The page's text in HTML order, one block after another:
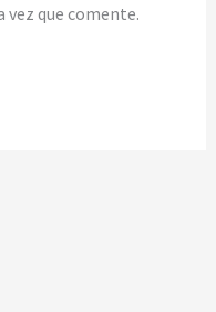
vez que comente.